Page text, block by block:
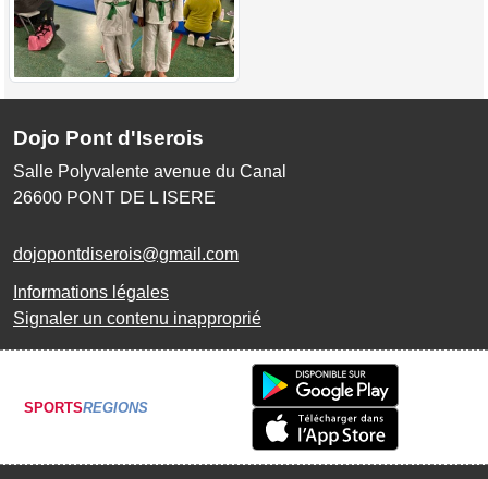
Dojo Pont d'Iserois
Salle Polyvalente avenue du Canal
26600 PONT DE L ISERE
dojopontdiserois@gmail.com
Informations légales
Signaler un contenu inapproprié
SPORTSREGIONS